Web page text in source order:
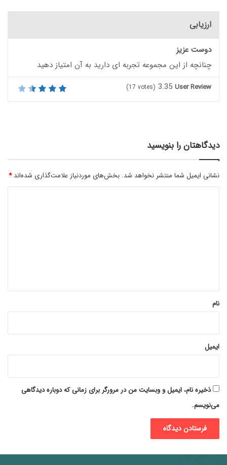
ارزیابی
دوست عزیز
چنانچه از این مجموعه تجربه ای دارید به آن امتیاز دهید
User Review
3.35
(17 votes)
دیدگاهتان را بنویسید
نشانی ایمیل شما منتشر نخواهد شد. بخش‌های موردنیاز علامت‌گذاری شده‌اند*
نام
ایمیل
ذخیره نام، ایمیل و وبسایت من در مرورگر برای زمانی که دوباره دیدگاهی
می‌نویسم.